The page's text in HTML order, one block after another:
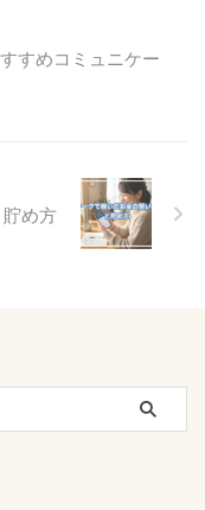
すめコミュニケー
め方